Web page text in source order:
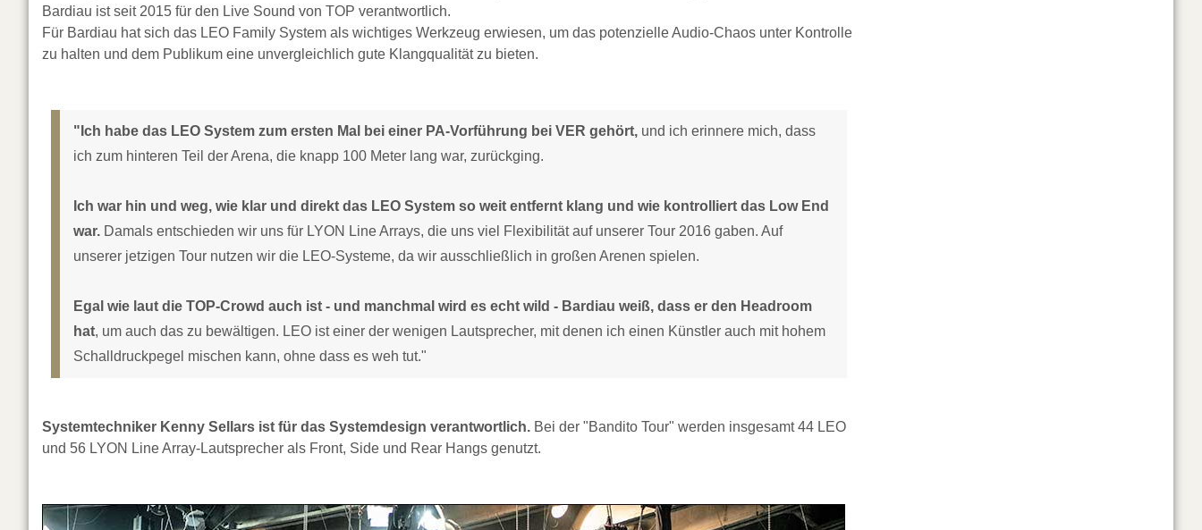
Bardiau ist seit 2015 für den Live Sound von TOP verantwortlich.
Für Bardiau hat sich das LEO Family System als wichtiges Werkzeug erwiesen, um das potenzielle Audio-Chaos unter Kontrolle
zu halten und dem Publikum eine unvergleichlich gute Klangqualität zu bieten.
"Ich habe das LEO System zum ersten Mal bei einer PA-Vorführung bei VER gehört, und ich erinnere mich, dass
ich zum hinteren Teil der Arena, die knapp 100 Meter lang war, zurückging.
Ich war hin und weg, wie klar und direkt das LEO System so weit entfernt klang und wie kontrolliert das Low End
war. Damals entschieden wir uns für LYON Line Arrays, die uns viel Flexibilität auf unserer Tour 2016 gaben. Auf
unserer jetzigen Tour nutzen wir die LEO-Systeme, da wir ausschließlich in großen Arenen spielen.
Egal wie laut die TOP-Crowd auch ist - und manchmal wird es echt wild - Bardiau weiß, dass er den Headroom
hat, um auch das zu bewältigen. LEO ist einer der wenigen Lautsprecher, mit denen ich einen Künstler auch mit hohem
Schalldruckpegel mischen kann, ohne dass es weh tut."
Systemtechniker Kenny Sellars ist für das Systemdesign verantwortlich. Bei der "Bandito Tour" werden insgesamt 44 LEO
und 56 LYON Line Array-Lautsprecher als Front, Side und Rear Hangs genutzt.